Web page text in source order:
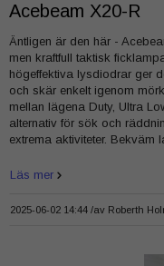
Acebeam X20-R
Äntligen är den här -
men kraftfull taktisk
högeffektiva lysdiodrar ger
och skär enkelt igenom
mellan lägena Duty, Ultra
alternativ för sök och
extrema aktiviteter.
2025-06-02 14:44 /av Roberth
Läs mer